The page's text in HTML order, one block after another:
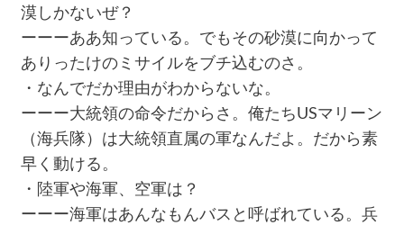
漠しかないぜ？
ーーーああ知っている。でもその砂漠に向かって
ありったけのミサイルをブチ込むのさ。
・なんでだか理由がわからないな。
ーーー大統領の命令だからさ。俺たちUSマリーン
（海兵隊）は大統領直属の軍なんだよ。だから素
早く動ける。
・陸軍や海軍、空軍は？
ーーー海軍はあんなもんバスと呼ばれている。兵